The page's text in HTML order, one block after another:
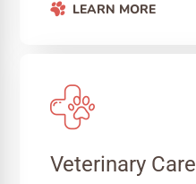
LEARN MORE
Veterinary Care